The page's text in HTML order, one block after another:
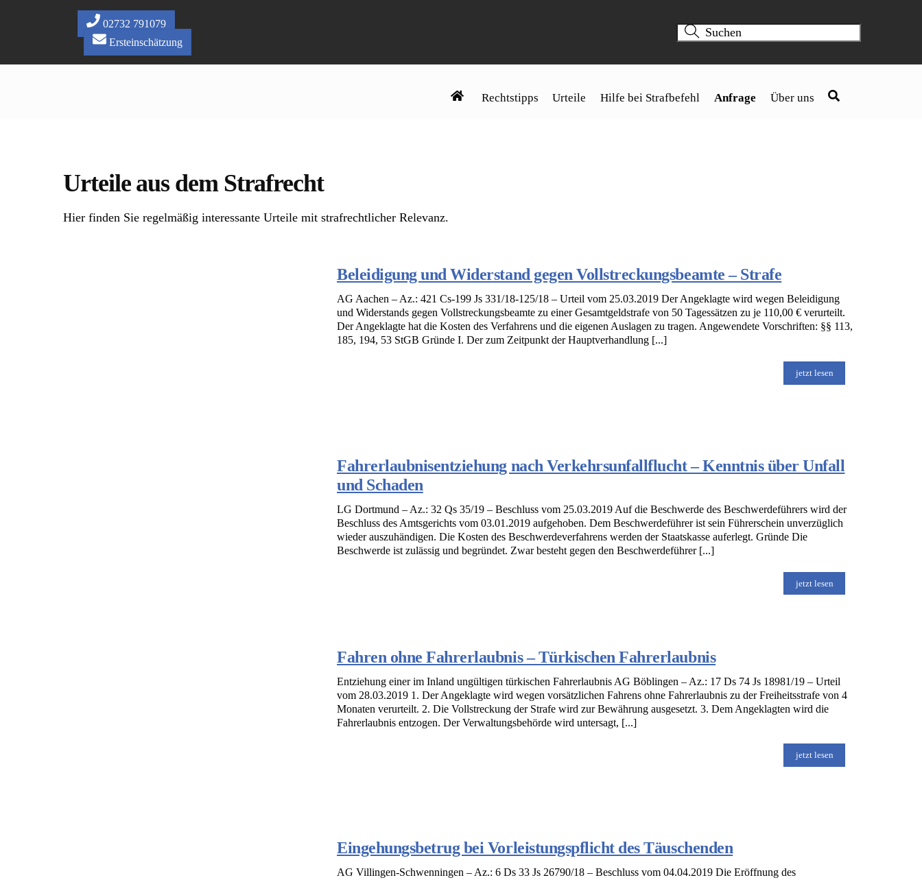
02732 791079
Ersteinschätzung
Rechtstipps Urteile Hilfe bei Strafbefehl Anfrage Über uns
Urteile aus dem Strafrecht
Hier finden Sie regelmäßig interessante Urteile mit strafrechtlicher Relevanz.
Beleidigung und Widerstand gegen Vollstreckungsbeamte – Strafe
AG Aachen – Az.: 421 Cs-199 Js 331/18-125/18 – Urteil vom 25.03.2019 Der Angeklagte wird wegen Beleidigung
und Widerstands gegen Vollstreckungsbeamte zu einer Gesamtgeldstrafe von 50 Tagessätzen zu je 110,00 € verurteilt.
Der Angeklagte hat die Kosten des Verfahrens und die eigenen Auslagen zu tragen. Angewendete Vorschriften: §§ 113,
185, 194, 53 StGB Gründe I. Der zum Zeitpunkt der Hauptverhandlung [...]
jetzt lesen
Fahrerlaubnisentziehung nach Verkehrsunfallflucht – Kenntnis über Unfall
und Schaden
LG Dortmund – Az.: 32 Qs 35/19 – Beschluss vom 25.03.2019 Auf die Beschwerde des Beschwerdeführers wird der
Beschluss des Amtsgerichts vom 03.01.2019 aufgehoben. Dem Beschwerdeführer ist sein Führerschein unverzüglich
wieder auszuhändigen. Die Kosten des Beschwerdeverfahrens werden der Staatskasse auferlegt. Gründe Die
Beschwerde ist zulässig und begründet. Zwar besteht gegen den Beschwerdeführer [...]
jetzt lesen
Fahren ohne Fahrerlaubnis – Türkischen Fahrerlaubnis
Entziehung einer im Inland ungültigen türkischen Fahrerlaubnis AG Böblingen – Az.: 17 Ds 74 Js 18981/19 – Urteil
vom 28.03.2019 1. Der Angeklagte wird wegen vorsätzlichen Fahrens ohne Fahrerlaubnis zu der Freiheitsstrafe von 4
Monaten verurteilt. 2. Die Vollstreckung der Strafe wird zur Bewährung ausgesetzt. 3. Dem Angeklagten wird die
Fahrerlaubnis entzogen. Der Verwaltungsbehörde wird untersagt, [...]
jetzt lesen
Eingehungsbetrug bei Vorleistungspflicht des Täuschenden
AG Villingen-Schwenningen – Az.: 6 Ds 33 Js 26790/18 – Beschluss vom 04.04.2019 Die Eröffnung des